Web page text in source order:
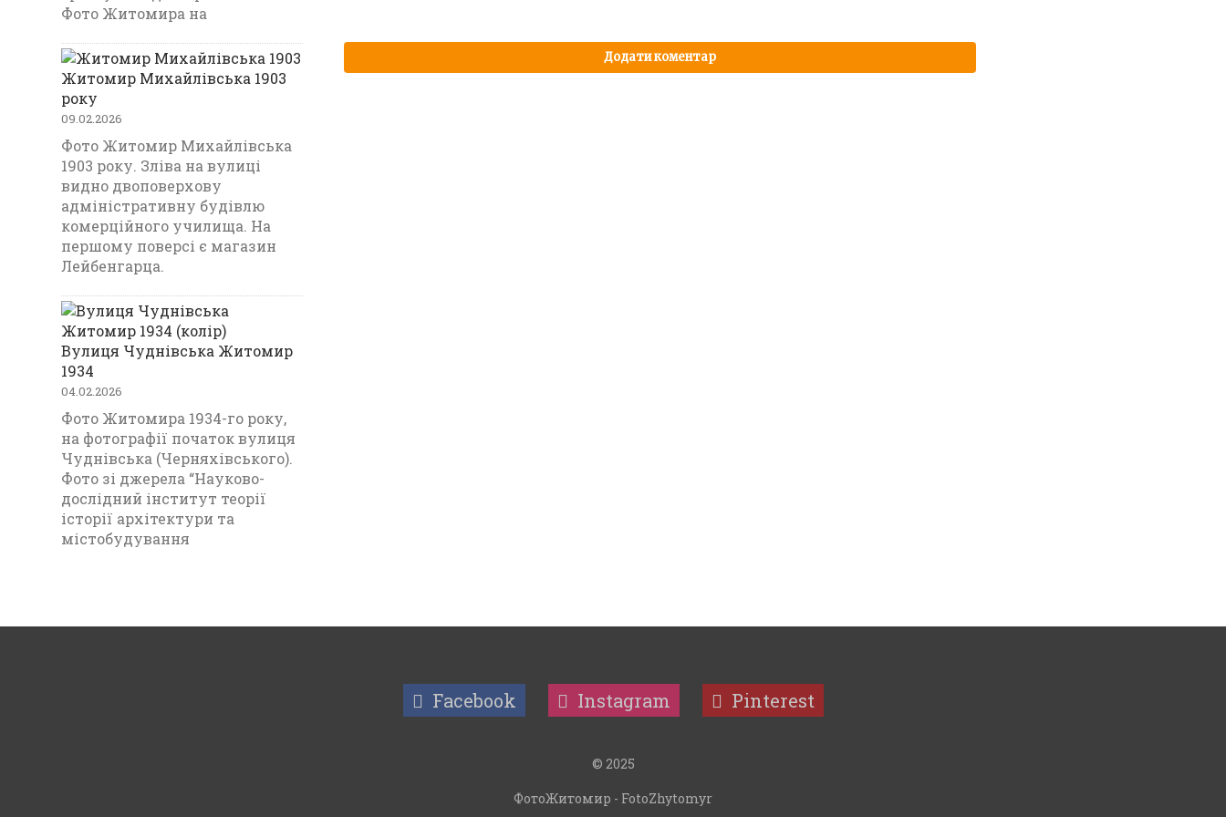
Фото Житомира на
Житомир Михайлівська 1903
року
09.02.2026
Фото Житомир Михайлівська
1903 року. Зліва на вулиці
видно двоповерхову
адміністративну будівлю
комерційного училища. На
першому поверсі є магазин
Лейбенгарца.
Вулиця Чуднівська Житомир
1934
04.02.2026
Фото Житомира 1934-го року,
на фотографії початок вулиця
Чуднівська (Черняхівського).
Фото зі джерела “Науково-
дослідний інститут теорії
історії архітектури та
містобудування
Facebook Instagram Pinterest
© 2025
ФотоЖитомир - FotoZhytomyr